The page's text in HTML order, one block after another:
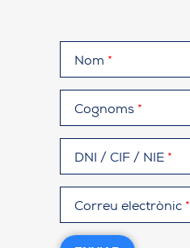
Nom *
Cognoms *
DNI / CIF / NIE *
Correu electrònic *